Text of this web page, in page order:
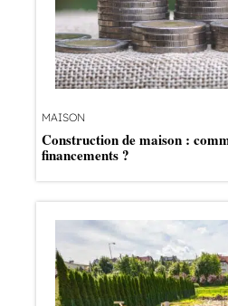
MAISON
Construction de maison :
financements ?